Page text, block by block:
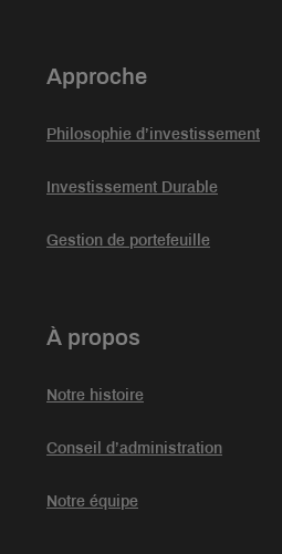
Approche
Philosophie d’investissement
Investissement Durable
Gestion de portefeuille
À propos
Notre histoire
Conseil d’administration
Notre équipe